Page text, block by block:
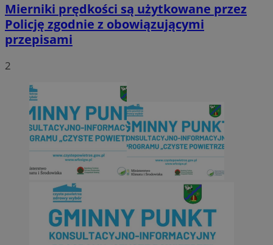
Mierniki prędkości są użytkowane przez
Policję zgodnie z obowiązującymi
przepisami
2